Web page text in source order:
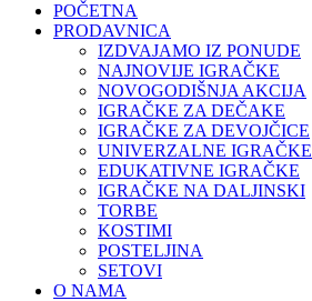
POČETNA
PRODAVNICA
IZDVAJAMO IZ PONUDE
NAJNOVIJE IGRAČKE
NOVOGODIŠNJA AKCIJA
IGRAČKE ZA DEČAKE
IGRAČKE ZA DEVOJČICE
UNIVERZALNE IGRAČKE
EDUKATIVNE IGRAČKE
IGRAČKE NA DALJINSKI
TORBE
KOSTIMI
POSTELJINA
SETOVI
O NAMA